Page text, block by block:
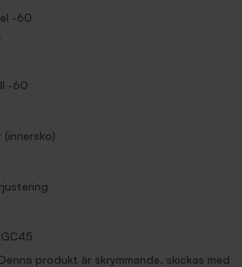
-60
-60
IGC45
Denna produkt är skrymmande, skickas med